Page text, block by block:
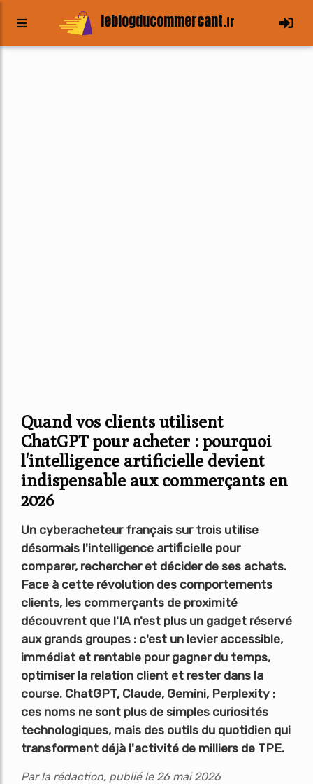
leblogducommercant.fr
Quand vos clients utilisent
ChatGPT pour acheter : pourquoi
l'intelligence artificielle devient
indispensable aux commerçants en
2026
Un cyberacheteur français sur trois utilise
désormais l'intelligence artificielle pour
comparer, rechercher et décider de ses achats.
Face à cette révolution des comportements
clients, les commerçants de proximité
découvrent que l'IA n'est plus un gadget réservé
aux grands groupes : c'est un levier accessible,
immédiat et rentable pour gagner du temps,
optimiser la relation client et rester dans la
course. ChatGPT, Claude, Gemini, Perplexity :
ces noms ne sont plus de simples curiosités
technologiques, mais des outils du quotidien qui
transforment déjà l'activité de milliers de TPE.
Par la rédaction, publié le 26 mai 2026